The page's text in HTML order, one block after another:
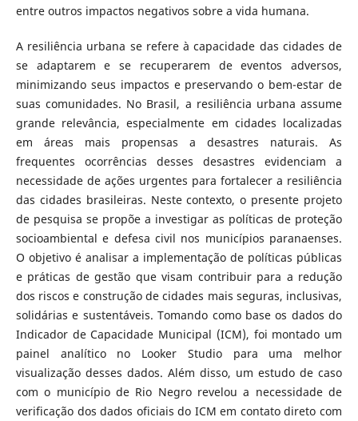
entre outros impactos negativos sobre a vida humana.
A resiliência urbana se refere à capacidade das cidades de
se adaptarem e se recuperarem de eventos adversos,
minimizando seus impactos e preservando o bem-estar de
suas comunidades. No Brasil, a resiliência urbana assume
grande relevância, especialmente em cidades localizadas
em áreas mais propensas a desastres naturais. As
frequentes ocorrências desses desastres evidenciam a
necessidade de ações urgentes para fortalecer a resiliência
das cidades brasileiras. Neste contexto, o presente projeto
de pesquisa se propõe a investigar as políticas de proteção
socioambiental e defesa civil nos municípios paranaenses.
O objetivo é analisar a implementação de políticas públicas
e práticas de gestão que visam contribuir para a redução
dos riscos e construção de cidades mais seguras, inclusivas,
solidárias e sustentáveis. Tomando como base os dados do
Indicador de Capacidade Municipal (ICM), foi montado um
painel analítico no Looker Studio para uma melhor
visualização desses dados. Além disso, um estudo de caso
com o município de Rio Negro revelou a necessidade de
verificação dos dados oficiais do ICM em contato direto com